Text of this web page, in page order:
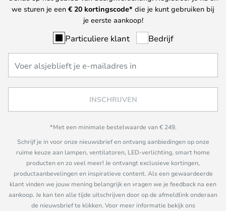
we sturen je een € 20 kortingscode* die je kunt gebruiken bij
je eerste aankoop!
Particuliere klant Bedrijf
INSCHRIJVEN
*Met een minimale bestelwaarde van € 249.
Schrijf je in voor onze nieuwsbrief en ontvang aanbiedingen op onze
ruime keuze aan lampen, ventilatoren, LED-verlichting, smart home
producten en zo veel meer! Je ontvangt exclusieve kortingen,
productaanbevelingen en inspiratieve content. Als een gewaardeerde
klant vinden we jouw mening belangrijk en vragen we je feedback na een
aankoop. Je kan ten alle tijde uitschrijven door op de afmeldlink onderaan
de nieuwsbrief te klikken. Voor meer informatie bekijk ons